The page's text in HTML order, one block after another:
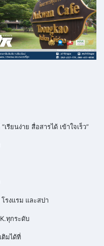
รียนง่าย สื่อสารได้ เข้าใจเร็ว”
รงแรม และสปา
ทุกระดับ
มได้ที่